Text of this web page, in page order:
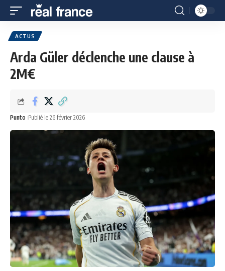
ACTUS
Arda Güler déclenche une clause à
2M€
Punto Publié le 26 février 2026